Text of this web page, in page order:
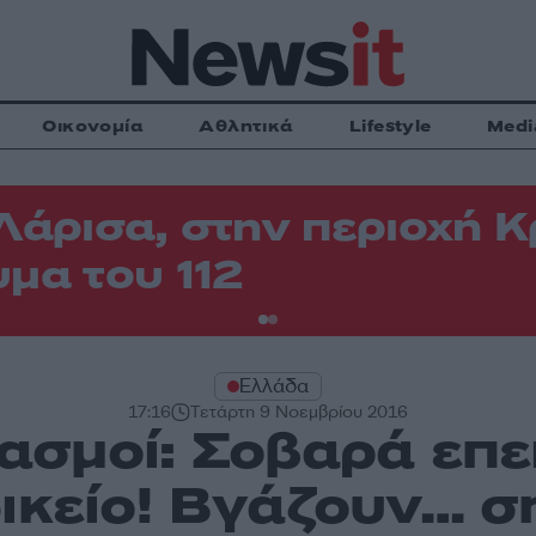
Οικονομία Αθλητικά Lifestyle
στην περιοχή
του 112
Ελλάδα
17:16 Τετάρτη 9 Νοεμβρίου 2016
Σοβαρά
Βγάζουν…